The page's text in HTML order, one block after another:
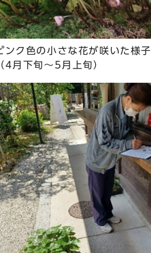
ンク色の小さな花が咲いた様子
（4月下旬～5月上旬）